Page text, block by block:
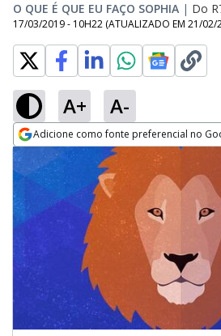
O QUE É QUE EU FAÇO SOPHIA | Do
17/03/2019 - 10H22 (ATUALIZADO EM 21/02/
A+ A-
Adicione como fonte preferencial no
Opens in new window